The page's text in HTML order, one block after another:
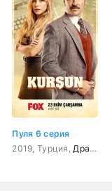
Пуля 6 серия
2019, Турция, Драма